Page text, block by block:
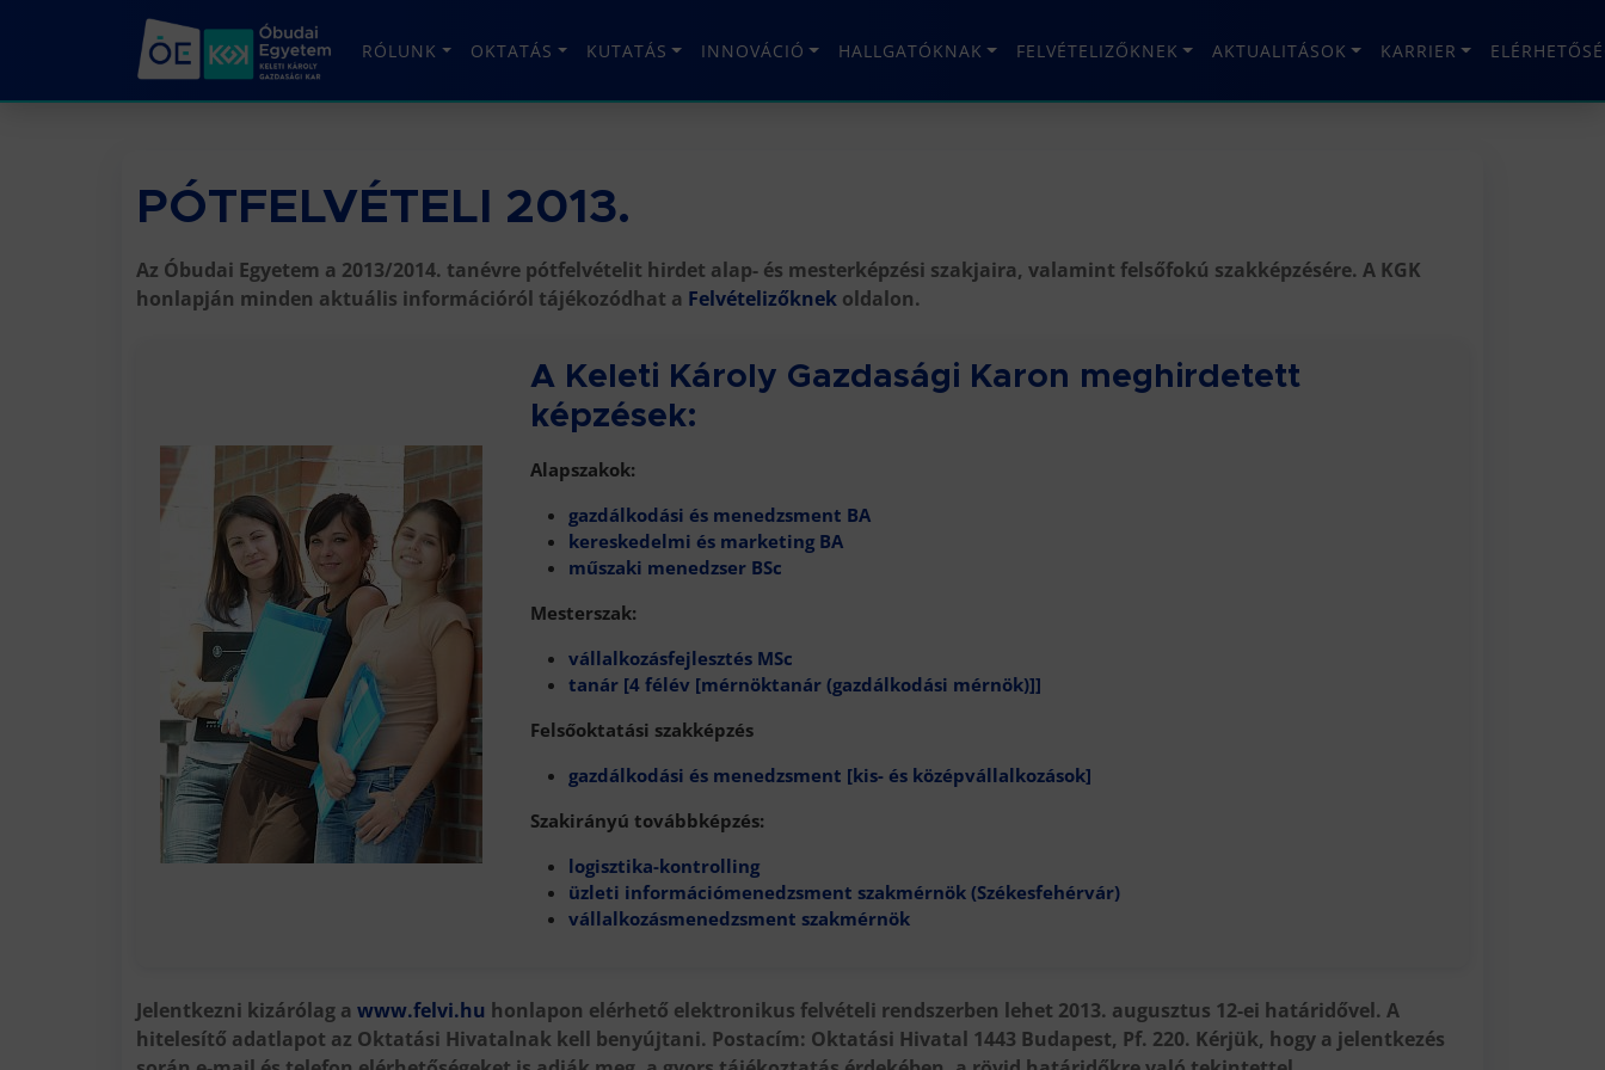
RÓLUNK OKTATÁS KUTATÁS INNOVÁCIÓ HALLGATÓKNAK FELVÉTELIZŐKNEK AKTUALITÁSOK KARRIER
PÓTFELVÉTELI 2013.
Az Óbudai Egyetem a 2013/2014. tanévre pótfelvételit hirdet alap- és mesterképzési szakjaira, valamint felsőfokú szakképzésére. A KGK
honlapján minden aktuális információról tájékozódhat a Felvételizőknek oldalon.
A Keleti Károly Gazdasági Karon meghirdetett
képzések:
Alapszakok:
gazdálkodási és menedzsment BA
kereskedelmi és marketing BA
műszaki menedzser BSc
Mesterszak:
vállalkozásfejlesztés MSc
tanár [4 félév [mérnöktanár (gazdálkodási mérnök)]]
Felsőoktatási szakképzés
gazdálkodási és menedzsment [kis- és középvállalkozások]
Szakirányú továbbképzés:
logisztika-kontrolling
üzleti információmenedzsment szakmérnök (Székesfehérvár)
vállalkozásmenedzsment szakmérnök
Jelentkezni kizárólag a www.felvi.hu honlapon elérhető elektronikus felvételi rendszerben lehet 2013. augusztus 12-ei határidővel. A
hitelesítő adatlapot az Oktatási Hivatalnak kell benyújtani. Postacím: Oktatási Hivatal 1443 Budapest, Pf. 220. Kérjük, hogy a jelentkezés